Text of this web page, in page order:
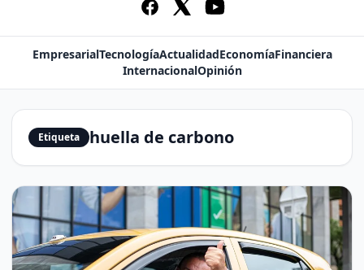
EmpresarialTecnologíaActualidadEconomíaFinanciera
InternacionalOpinión
Etiqueta huella de carbono